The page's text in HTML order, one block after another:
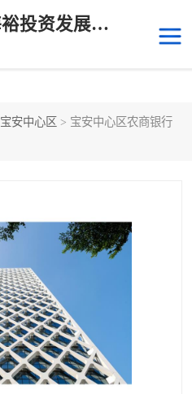
深圳市海裕投资发展有限公司
宝安中心区 > 宝安中心区农商银行
深圳湾科技生态园
宝安中心区
福田车公庙
南山南油
罗湖区